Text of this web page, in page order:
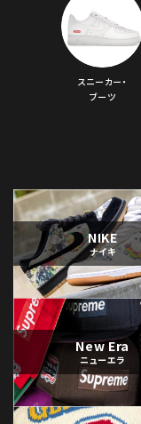
スニーカー・
ブーツ
NIKE
ナイキ
New Era
ニューエラ